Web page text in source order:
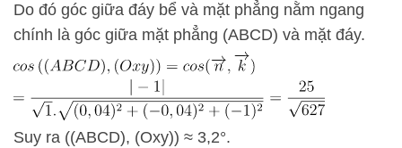
Do đó góc giữa đáy bể và mặt phẳng nằm ngang
chính là góc giữa mặt phẳng (ABCD) và mặt đáy.
Suy ra ((ABCD), (Oxy)) ≈ 3,2°.